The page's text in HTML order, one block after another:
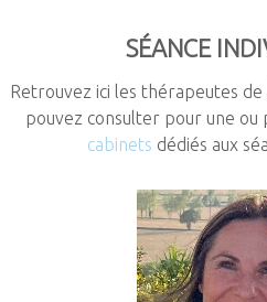
SÉANCE
Retrouvez ici les thérapeutes de
pouvez consulter pour une ou
cabinets dédiés aux